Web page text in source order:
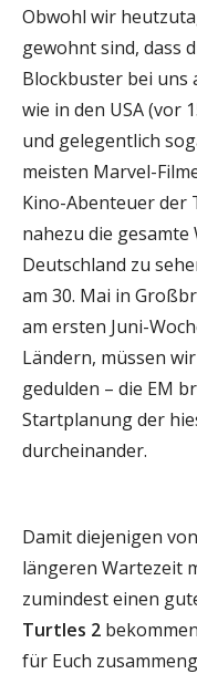
Obwohl wir
gewohnt sind, dass
Blockbuster bei uns
wie in den USA (vor
und gelegentlich
meisten Marvel-
Kino-Abenteuer der
nahezu die
Deutschland zu
am 30. Mai in
am ersten Juni-
Ländern, müssen
gedulden – die EM
Startplanung der
durcheinander.
Damit diejenigen
längeren Wartezeit
zumindest einen
Turtles 2
für Euch